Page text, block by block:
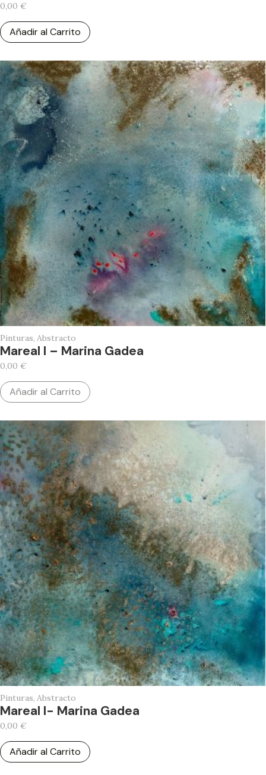
0,00 €
Añadir al Carrito
Pinturas, Abstracto
Mareal I – Marina Gadea
0,00 €
Añadir al Carrito
Pinturas, Abstracto
Mareal I- Marina Gadea
0,00 €
Añadir al Carrito